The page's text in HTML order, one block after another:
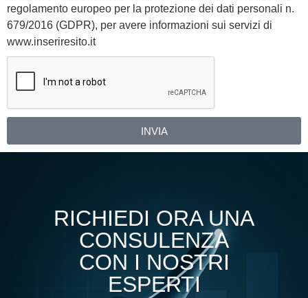
regolamento europeo per la protezione dei dati personali n.
679/2016 (GDPR), per avere informazioni sui servizi di
www.inseriresito.it
INVIA
Alternative:
RICHIEDI ORA UNA
CONSULENZA
CON I NOSTRI
ESPERTI